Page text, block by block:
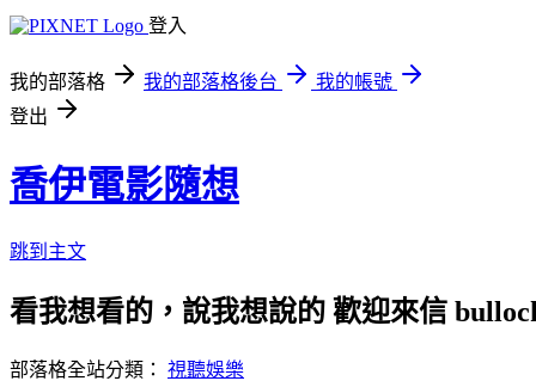
登入
我的部落格 我的部落格後台
我的帳號
登出
喬伊電影隨想
跳到主文
看我想看的，說我想說的 歡迎來信
部落格全站分類： 視聽娛樂